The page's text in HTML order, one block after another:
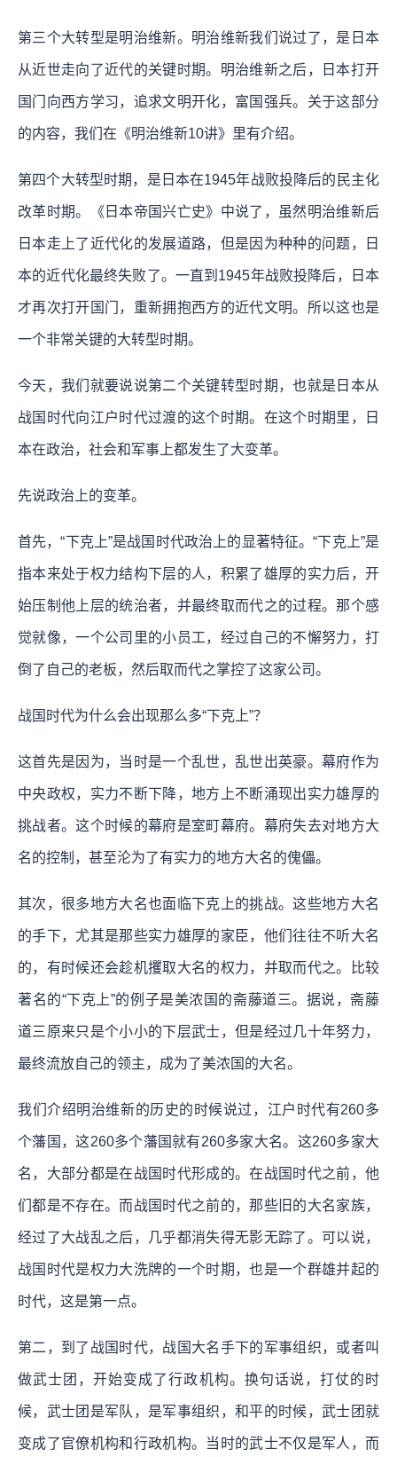
第三个大转型是明治维新。明治维新我们说过了，是日本
从近世走向了近代的关键时期。明治维新之后，日本打开
国门向西方学习，追求文明开化，富国强兵。关于这部分
的内容，我们在《明治维新10讲》里有介绍。
第四个大转型时期，是日本在1945年战败投降后的民主化
改革时期。《日本帝国兴亡史》中说了，虽然明治维新后
日本走上了近代化的发展道路，但是因为种种的问题，日
本的近代化最终失败了。一直到1945年战败投降后，日本
才再次打开国门，重新拥抱西方的近代文明。所以这也是
一个非常关键的大转型时期。
今天，我们就要说说第二个关键转型时期，也就是日本从
战国时代向江户时代过渡的这个时期。在这个时期里，日
本在政治，社会和军事上都发生了大变革。
先说政治上的变革。
首先，“下克上”是战国时代政治上的显著特征。“下克上”是
指本来处于权力结构下层的人，积累了雄厚的实力后，开
始压制他上层的统治者，并最终取而代之的过程。那个感
觉就像，一个公司里的小员工，经过自己的不懈努力，打
倒了自己的老板，然后取而代之掌控了这家公司。
战国时代为什么会出现那么多“下克上”？
这首先是因为，当时是一个乱世，乱世出英豪。幕府作为
中央政权，实力不断下降，地方上不断涌现出实力雄厚的
挑战者。这个时候的幕府是室町幕府。幕府失去对地方大
名的控制，甚至沦为了有实力的地方大名的傀儡。
其次，很多地方大名也面临下克上的挑战。这些地方大名
的手下，尤其是那些实力雄厚的家臣，他们往往不听大名
的，有时候还会趁机攫取大名的权力，并取而代之。比较
著名的“下克上”的例子是美浓国的斋藤道三。据说，斋藤
道三原来只是个小小的下层武士，但是经过几十年努力，
最终流放自己的领主，成为了美浓国的大名。
我们介绍明治维新的历史的时候说过，江户时代有260多
个藩国，这260多个藩国就有260多家大名。这260多家大
名，大部分都是在战国时代形成的。在战国时代之前，他
们都是不存在。而战国时代之前的，那些旧的大名家族，
经过了大战乱之后，几乎都消失得无影无踪了。可以说，
战国时代是权力大洗牌的一个时期，也是一个群雄并起的
时代，这是第一点。
第二，到了战国时代，战国大名手下的军事组织，或者叫
做武士团，开始变成了行政机构。换句话说，打仗的时
候，武士团是军队，是军事组织，和平的时候，武士团就
变成了官僚机构和行政机构。当时的武士不仅是军人，而